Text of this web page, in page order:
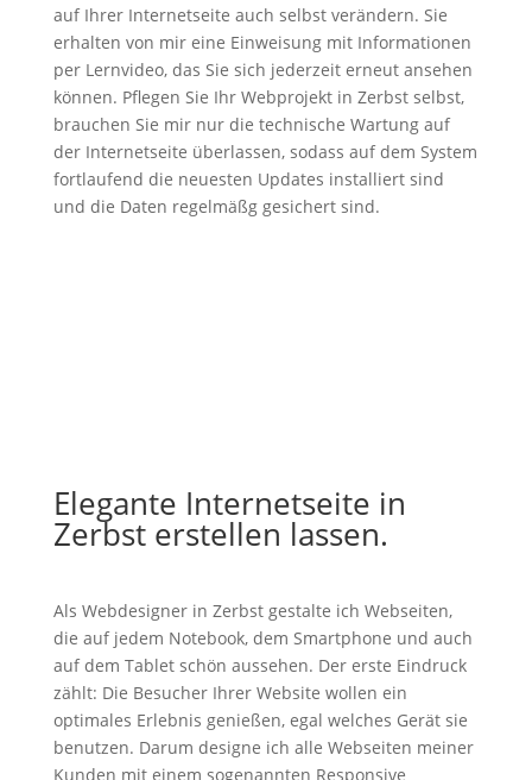
auf Ihrer Internetseite auch selbst verändern. Sie
erhalten von mir eine Einweisung mit Informationen
per Lernvideo, das Sie sich jederzeit erneut ansehen
können. Pflegen Sie Ihr Webprojekt in Zerbst selbst,
brauchen Sie mir nur die technische Wartung auf
der Internetseite überlassen, sodass auf dem System
fortlaufend die neuesten Updates installiert sind
und die Daten regelmäßg gesichert sind.
Elegante Internetseite in
Zerbst erstellen lassen.
Als Webdesigner in Zerbst gestalte ich Webseiten,
die auf jedem Notebook, dem Smartphone und auch
auf dem Tablet schön aussehen. Der erste Eindruck
zählt: Die Besucher Ihrer Website wollen ein
optimales Erlebnis genießen, egal welches Gerät sie
benutzen. Darum designe ich alle Webseiten meiner
Kunden mit einem sogenannten Responsive